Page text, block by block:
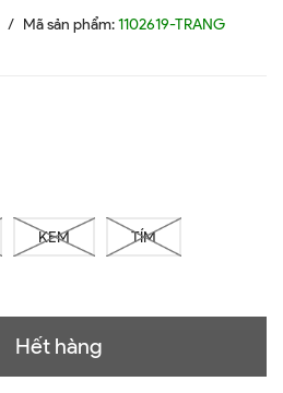
/ Mã sản phẩm:1102619-TRANG
KEM TÍM
Hết hàng